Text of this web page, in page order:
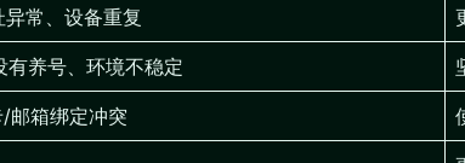
异常、设备重复
有养号、环境不稳定
/邮箱绑定冲突